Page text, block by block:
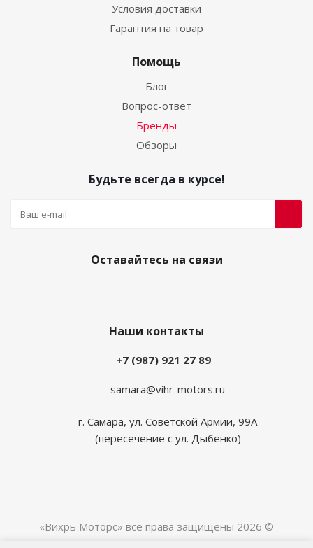
Условия доставки
Гарантия на товар
Помощь
Блог
Вопрос-ответ
Бренды
Обзоры
Будьте всегда в курсе!
Оставайтесь на связи
Наши контакты
+7 (987) 921 27 89
samara@vihr-motors.ru
г. Самара, ул. Советской Армии, 99А
(пересечение с ул. Дыбенко)
«Вихрь Моторс» все права защищены 2026 ©